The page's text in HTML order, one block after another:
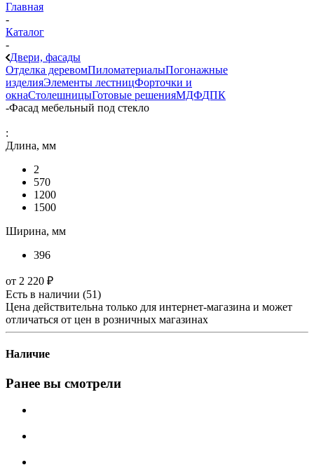
Главная
-
Каталог
-
Двери, фасады
Отделка деревомПиломатериалыПогонажные
изделияЭлементы лестницФорточки и
окнаСтолешницыГотовые решенияМДФДПК
-Фасад мебельный под стекло
:
Длина, мм
2
570
1200
1500
Ширина, мм
396
от 2 220 ₽
Есть в наличии (51)
Цена действительна только для интернет-магазина и может
отличаться от цен в розничных магазинах
Наличие
Ранее вы смотрели